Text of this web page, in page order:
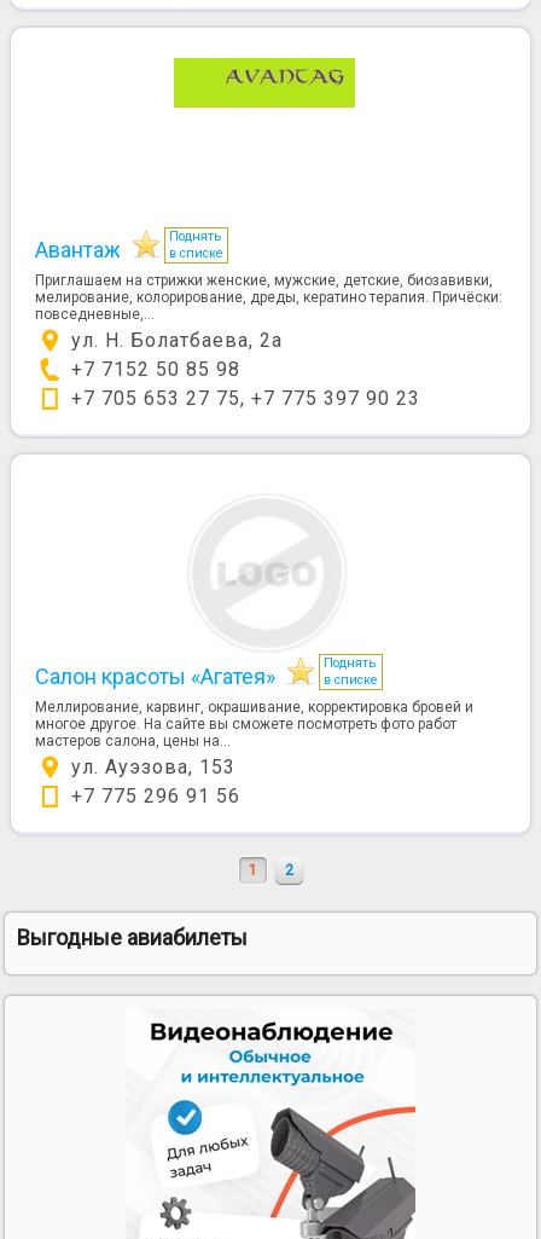
Авантаж
Поднять
в списке
Приглашаем на стрижки женские, мужские, детские, биозавивки,
мелирование, колорирование, дреды, кератино терапия. Причёски:
повседневные,...
ул. Н. Болатбаева, 2а
+7 7152 50 85 98
+7 705 653 27 75, +7 775 397 90 23
Салон красоты «Агатея»
Поднять
в списке
Меллирование, карвинг, окрашивание, корректировка бровей и
многое другое. На сайте вы сможете посмотреть фото работ
мастеров салона, цены на...
ул. Ауэзова, 153
+7 775 296 91 56
1 2
Выгодные авиабилеты